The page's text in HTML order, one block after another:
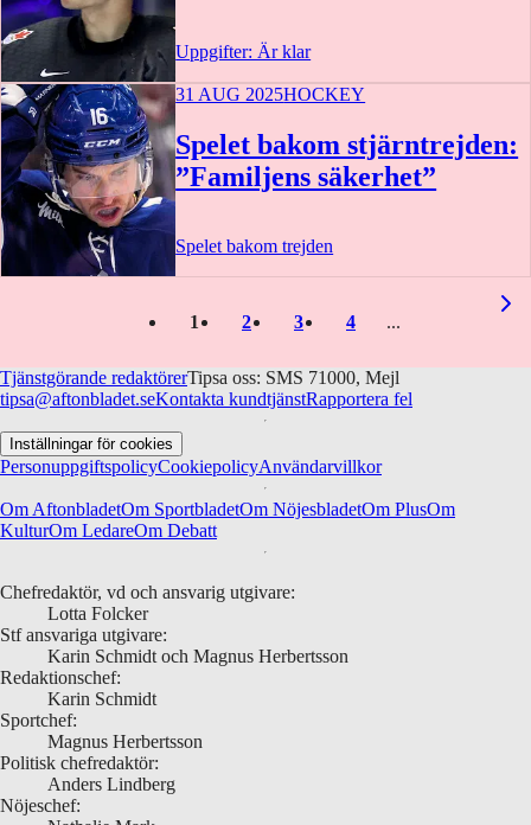
Uppgifter: Är klar
31 AUG 2025HOCKEY
Spelet bakom stjärntrejden:
”Familjens säkerhet”
Spelet bakom trejden
1 2 3 4
Tjänstgörande redaktörerTipsa oss: SMS 71000, Mejl
tipsa@aftonbladet.seKontakta kundtjänstRapportera fel
Inställningar för cookies
PersonuppgiftspolicyCookiepolicyAnvändarvillkor
Om AftonbladetOm SportbladetOm NöjesbladetOm PlusOm
KulturOm LedareOm Debatt
Chefredaktör, vd och ansvarig utgivare:
Lotta Folcker
Stf ansvariga utgivare:
Karin Schmidt och Magnus Herbertsson
Redaktionschef:
Karin Schmidt
Sportchef:
Magnus Herbertsson
Politisk chefredaktör:
Anders Lindberg
Nöjeschef: